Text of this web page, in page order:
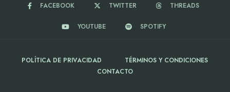
FACEBOOK TWITTER THREADS
YOUTUBE SPOTIFY
POLÍTICA DE PRIVACIDAD
TÉRMINOS Y CONDICIONES
CONTACTO